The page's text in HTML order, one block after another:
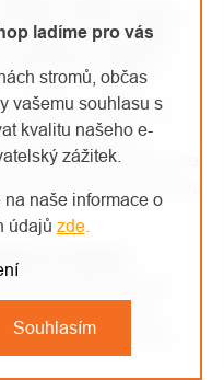
ladíme pro vás
stromů, občas
vašemu souhlasu s
kvalitu našeho e-
zážitek.
naše informace o
údajů zde.
Souhlasím
protokol o provedené
papírové podobě (ve
Veškerou
máme uloženou ve
telefonicky, nebo e-